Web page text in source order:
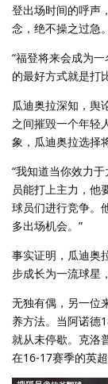
登出场时间的呼声
念，绝不操之过急
“福登将来会成为
的最好方式就是打
瓜迪奥拉深知，舆
之间摧毁一个年轻
象，瓜迪奥拉选择
“我知道当你效力
员能打上主力，他
球员们进行竞争。
多出场机会。”
事实证明，瓜迪奥
步成长为一流球星
无独有偶，另一位
养方法。当阿诺德
就从未停歇。克洛
在16-17赛季的英